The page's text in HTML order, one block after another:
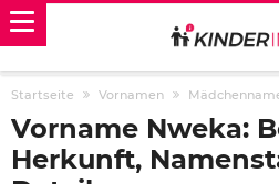
Startseite Vornamen
Vorname Nweka:
Herkunft,